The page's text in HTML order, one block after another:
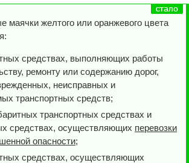
маячки желтого или оранжевого цвета
средствах, выполняющих работы
ремонту или содержанию дорог,
неисправных и
транспортных средств;
транспортных средствах и
средствах, осуществляющих перевозки
опасности;
средствах, осуществляющих